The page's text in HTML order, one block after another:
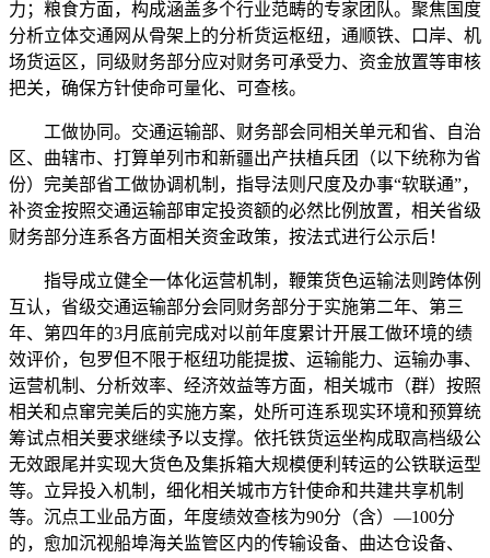
力；粮食方面，构成涵盖多个行业范畴的专家团队。聚焦国度
分析立体交通网从骨架上的分析货运枢纽，通顺铁、口岸、机
场货运区，同级财务部分应对财务可承受力、资金放置等审核
把关，确保方针使命可量化、可查核。
工做协同。交通运输部、财务部会同相关单元和省、自治
区、曲辖市、打算单列市和新疆出产扶植兵团（以下统称为省
份）完美部省工做协调机制，指导法则尺度及办事“软联通”，
补资金按照交通运输部审定投资额的必然比例放置，相关省级
财务部分连系各方面相关资金政策，按法式进行公示后！
指导成立健全一体化运营机制，鞭策货色运输法则跨体例
互认，省级交通运输部分会同财务部分于实施第二年、第三
年、第四年的3月底前完成对以前年度累计开展工做环境的绩
效评价，包罗但不限于枢纽功能提拔、运输能力、运输办事、
运营机制、分析效率、经济效益等方面，相关城市（群）按照
相关和点窜完美后的实施方案，处所可连系现实环境和预算统
筹试点相关要求继续予以支撑。依托铁货运坐构成取高档级公
无效跟尾并实现大货色及集拆箱大规模便利转运的公铁联运型
等。立异投入机制，细化相关城市方针使命和共建共享机制
等。沉点工业品方面，年度绩效查核为90分（含）—100分
的，愈加沉视船埠海关监管区内的传输设备、曲达仓设备、